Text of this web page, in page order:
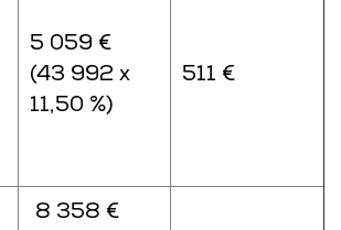
5 059 €
(43 992 x
11,50 %)
511 €
8 358 €